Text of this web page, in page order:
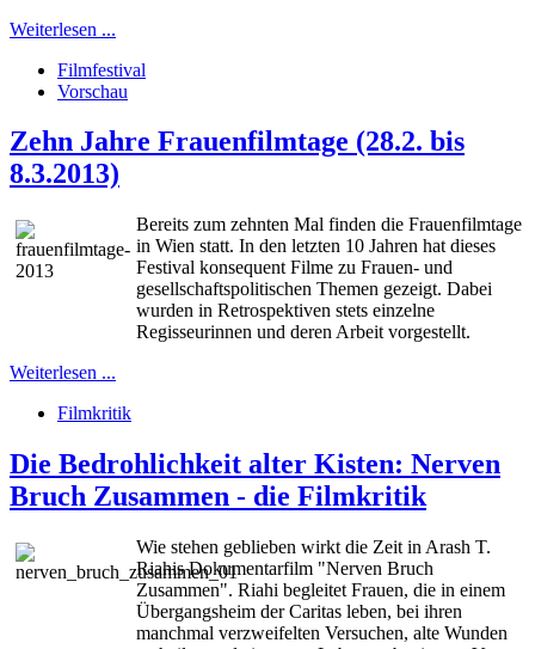
Weiterlesen ...
Filmfestival
Vorschau
Zehn Jahre Frauenfilmtage (28.2. bis
8.3.2013)
Bereits zum zehnten Mal finden die Frauenfilmtage
in Wien statt. In den letzten 10 Jahren hat dieses
Festival konsequent Filme zu Frauen- und
gesellschaftspolitischen Themen gezeigt. Dabei
wurden in Retrospektiven stets einzelne
Regisseurinnen und deren Arbeit vorgestellt.
Weiterlesen ...
Filmkritik
Die Bedrohlichkeit alter Kisten: Nerven
Bruch Zusammen - die Filmkritik
Wie stehen geblieben wirkt die Zeit in Arash T.
Riahis Dokumentarfilm "Nerven Bruch
Zusammen". Riahi begleitet Frauen, die in einem
Übergangsheim der Caritas leben, bei ihren
manchmal verzweifelten Versuchen, alte Wunden